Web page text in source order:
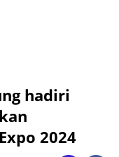
hadiri
2024